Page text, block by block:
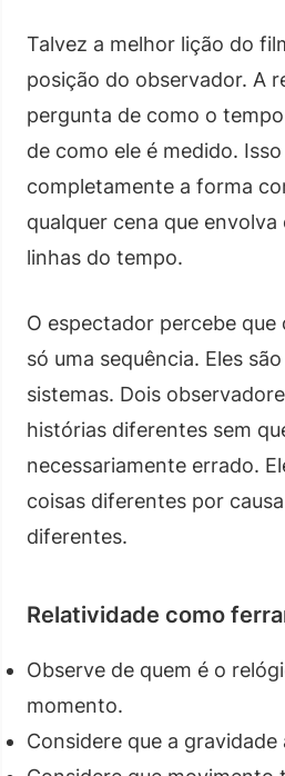
Talvez a melhor lição do
posição do observador. A
pergunta de como o
de como ele é medido.
completamente a forma
qualquer cena que
linhas do tempo.
O espectador percebe que
só uma sequência. Eles
sistemas. Dois
histórias diferentes sem
necessariamente errado.
coisas diferentes por
diferentes.
Relatividade como
Observe de quem é o
momento.
Considere que a gravidade